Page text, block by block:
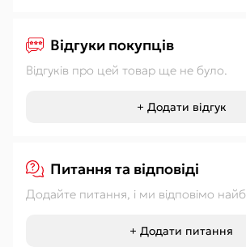
Відгуки покупців
Відгуків про цей товар ще не було.
+ Додати відгук
Питання та відповіді
Додайте питання, і ми відповімо
+ Додати питання